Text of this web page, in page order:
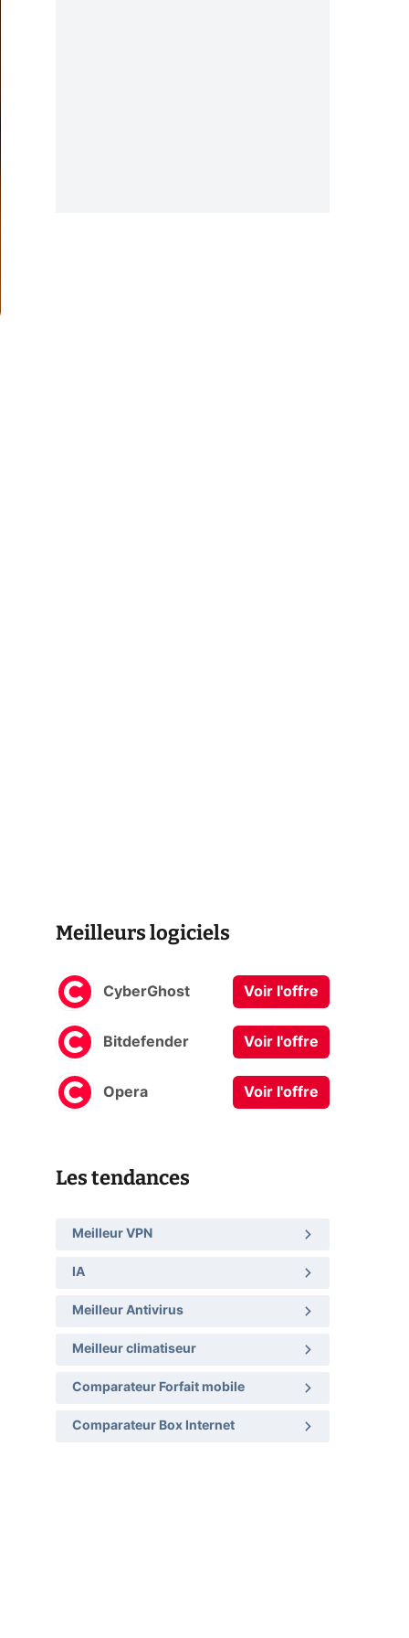
Meilleurs logiciels
CyberGhost Voir l'offre
Bitdefender Voir l'offre
Opera Voir l'offre
Les tendances
Meilleur VPN
IA
Meilleur Antivirus
Meilleur climatiseur
Comparateur Forfait mobile
Comparateur Box Internet